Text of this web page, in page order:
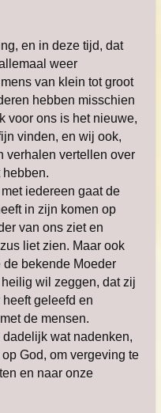
en in deze tijd, dat
weer
van klein tot groot
hebben misschien
voor ons is het nieuwe,
vinden, en wij ook,
verhalen vertellen over
iedereen gaat de
in zijn komen op
van ons ziet en
liet zien. Maar ook
bekende Moeder
wil zeggen, dat zij
geleefd en
de mensen.
wat nadenken,
God, om vergeving te
en naar onze